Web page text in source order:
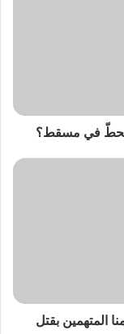
تحطّ في مسقط؟
المتهمين بقتل